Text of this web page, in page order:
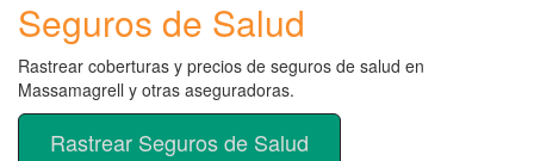
Seguros de Salud
Rastrear coberturas y precios de seguros de salud en
Massamagrell y otras aseguradoras.
Rastrear Seguros de Salud